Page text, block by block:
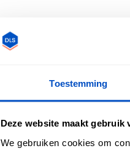
Toestemming
Deze website maakt gebruik
We gebruiken cookies om
Dutch
strand van